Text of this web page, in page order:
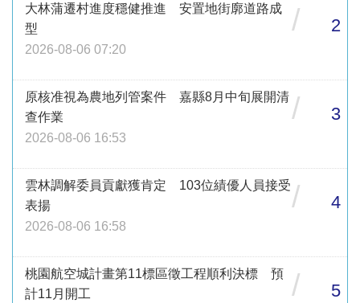
大林蒲遷村進度穩健推進 安置地街廓道路成
型
2026-08-06 07:20
/ 2
原核准視為農地列管案件 嘉縣8月中旬展開清
查作業
2026-08-06 16:53
/ 3
雲林調解委員貢獻獲肯定 103位績優人員接受
表揚
2026-08-06 16:58
/ 4
桃園航空城計畫第11標區徵工程順利決標 預
計11月開工
/ 5